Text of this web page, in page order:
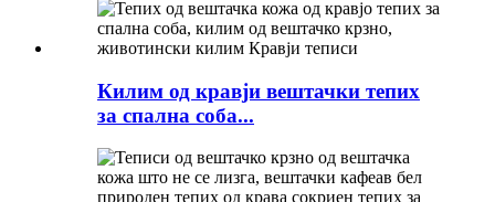
Килим од кравји вештачки тепих
за спална соба...